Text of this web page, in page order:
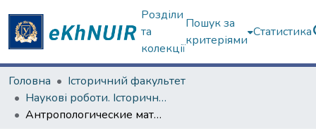
Розділи
та
колекції
Пошук за
критеріями
Статистика
Головна
Історичний факультет
Наукові роботи. Історичний факультет
Антропологические материалы из курганов скифского периода у с. Черемушное на Харьковщине